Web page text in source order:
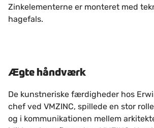
Zinkelementerne er monteret med
hagefals.
Ægte håndværk
De kunstneriske færdigheder hos
chef ved VMZINC, spillede en stor
og i kommunikationen mellem